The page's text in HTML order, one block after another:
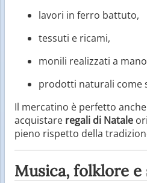
lavori in ferro battuto,
tessuti e ricami,
monili realizzati a
prodotti naturali come
Il mercatino è perfetto
acquistare regali di Natale
pieno rispetto della
Musica, folklore